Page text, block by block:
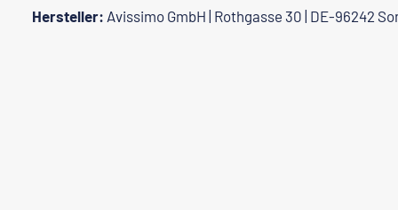
Hersteller: Avissimo GmbH | Rothgasse 30 | DE-96242